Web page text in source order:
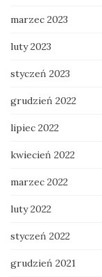
marzec 2023
luty 2023
styczeń 2023
grudzień 2022
lipiec 2022
kwiecień 2022
marzec 2022
luty 2022
styczeń 2022
grudzień 2021